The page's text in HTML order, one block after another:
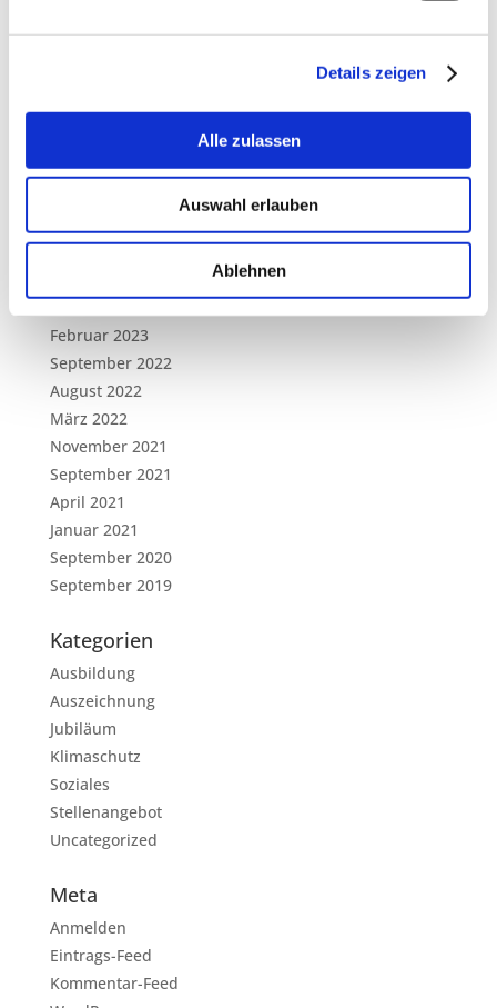
Details zeigen
Alle zulassen
Auswahl erlauben
Ablehnen
November 2025
September 2025
Februar 2023
September 2022
August 2022
März 2022
November 2021
September 2021
April 2021
Januar 2021
September 2020
September 2019
Kategorien
Ausbildung
Auszeichnung
Jubiläum
Klimaschutz
Soziales
Stellenangebot
Uncategorized
Meta
Anmelden
Eintrags-Feed
Kommentar-Feed